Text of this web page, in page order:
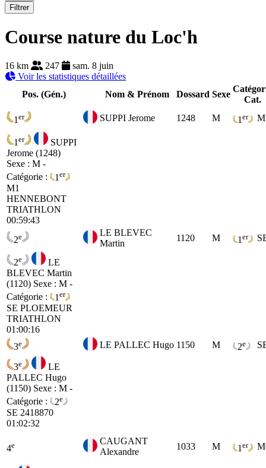
Filtrer
Course nature du Loc'h
16 km 247
sam. 8 juin
Voir les statistiques détaillées
Pos. (Gén.)
Nom & Prénom Dossard Sexe
Cat.
1 er SUPPI Jerome 1248 M 1 er
1 er
SUPPI
Jerome (1248)
Sexe : M -
Catégorie :
1 er
M1
HENNEBONT
TRIATHLON
00:59:43
2e
LE BLEVEC
Martin
1120 M 1 er
2e
LE
BLEVEC Martin
(1120) Sexe : M -
Catégorie :
1 er
SE PLOEMEUR
TRIATHLON
01:00:16
3e LE PALLEC Hugo 1150 M 2e
3e
LE
PALLEC Hugo
(1150) Sexe : M -
Catégorie :
2e
SE 2418870
01:02:32
4e
CAUGANT
Alexandre
1033 M 1 er